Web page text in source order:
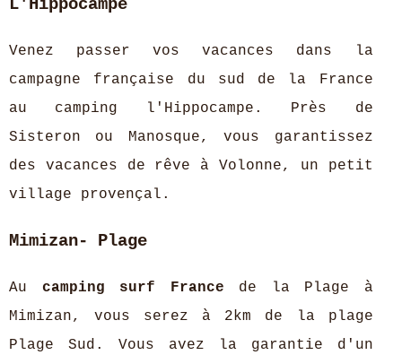
L'Hippocampe
Venez passer vos vacances dans la
campagne française du sud de la France
au camping l'Hippocampe. Près de
Sisteron ou Manosque, vous garantissez
des vacances de rêve à Volonne, un petit
village provençal.
Mimizan- Plage
Au camping surf France de la Plage à
Mimizan, vous serez à 2km de la plage
Plage Sud. Vous avez la garantie d'un